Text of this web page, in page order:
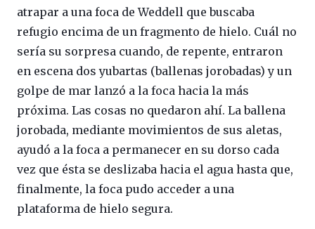
atrapar a una foca de Weddell que buscaba
refugio encima de un fragmento de hielo. Cuál no
sería su sorpresa cuando, de repente, entraron
en escena dos yubartas (ballenas jorobadas) y un
golpe de mar lanzó a la foca hacia la más
próxima. Las cosas no quedaron ahí. La ballena
jorobada, mediante movimientos de sus aletas,
ayudó a la foca a permanecer en su dorso cada
vez que ésta se deslizaba hacia el agua hasta que,
finalmente, la foca pudo acceder a una
plataforma de hielo segura.